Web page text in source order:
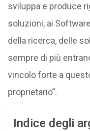
sviluppa e produce
soluzioni, ai
della ricerca, delle
sempre di più
vincolo forte a
proprietario”.
Indice degli